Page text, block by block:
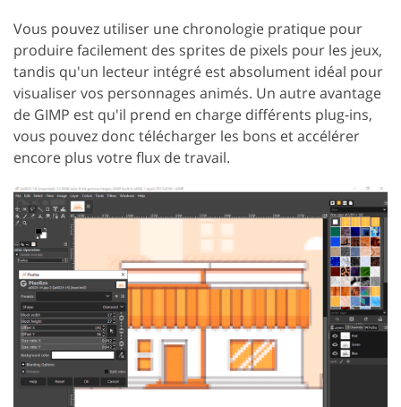
Vous pouvez utiliser une chronologie pratique pour
produire facilement des sprites de pixels pour les jeux,
tandis qu'un lecteur intégré est absolument idéal pour
visualiser vos personnages animés. Un autre avantage
de GIMP est qu'il prend en charge différents plug-ins,
vous pouvez donc télécharger les bons et accélérer
encore plus votre flux de travail.